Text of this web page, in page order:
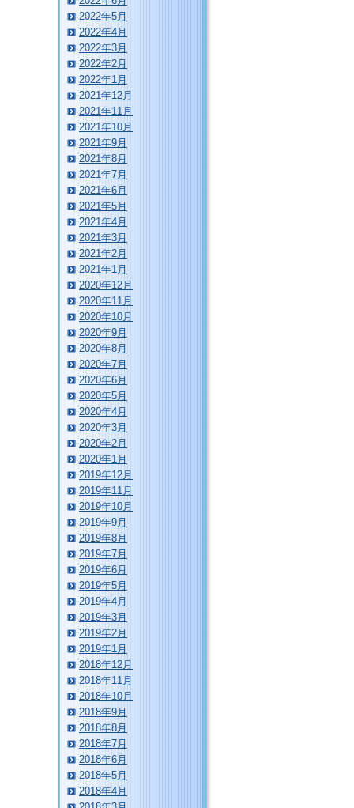
2022年5月
2022年4月
2022年3月
2022年2月
2022年1月
2021年12月
2021年11月
2021年10月
2021年9月
2021年8月
2021年7月
2021年6月
2021年5月
2021年4月
2021年3月
2021年2月
2021年1月
2020年12月
2020年11月
2020年10月
2020年9月
2020年8月
2020年7月
2020年6月
2020年5月
2020年4月
2020年3月
2020年2月
2020年1月
2019年12月
2019年11月
2019年10月
2019年9月
2019年8月
2019年7月
2019年6月
2019年5月
2019年4月
2019年3月
2019年2月
2019年1月
2018年12月
2018年11月
2018年10月
2018年9月
2018年8月
2018年7月
2018年6月
2018年5月
2018年4月